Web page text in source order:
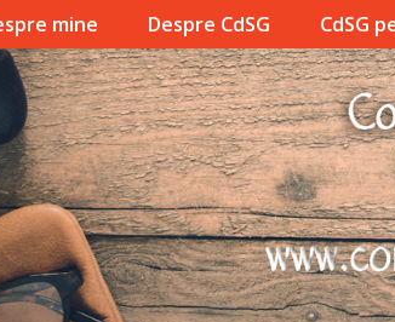
mine Despre CdSG CdSG